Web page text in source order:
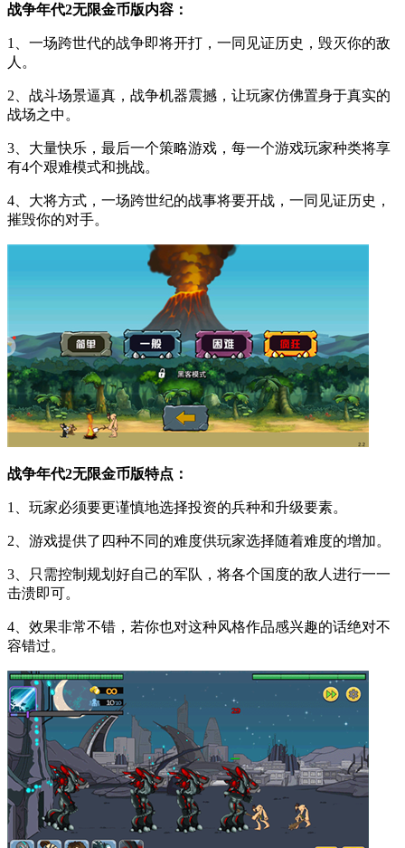
战争年代2无限金币版内容：
1、一场跨世代的战争即将开打，一同见证历史，毁灭你的敌
人。
2、战斗场景逼真，战争机器震撼，让玩家仿佛置身于真实的
战场之中。
3、大量快乐，最后一个策略游戏，每一个游戏玩家种类将享
有4个艰难模式和挑战。
4、大将方式，一场跨世纪的战事将要开战，一同见证历史，
摧毁你的对手。
战争年代2无限金币版特点：
1、玩家必须要更谨慎地选择投资的兵种和升级要素。
2、游戏提供了四种不同的难度供玩家选择随着难度的增加。
3、只需控制规划好自己的军队，将各个国度的敌人进行一一
击溃即可。
4、效果非常不错，若你也对这种风格作品感兴趣的话绝对不
容错过。